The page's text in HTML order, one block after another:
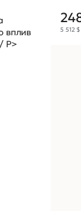
вплив
P>
5 512 $